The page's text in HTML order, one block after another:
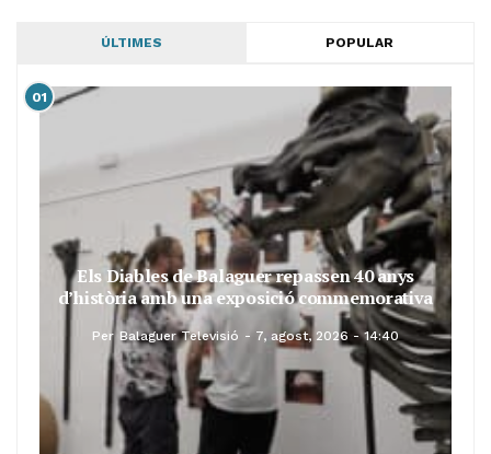
ÚLTIMES POPULAR
01
Els Diables de Balaguer repassen 40 anys
d’història amb una exposició commemorativa
Per Balaguer Televisió 7, agost, 2026 - 14:40